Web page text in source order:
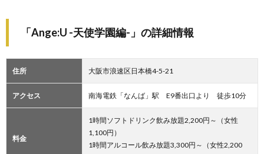
「Ange:U -天使学園編-」の詳細情報
住所 大阪市浪速区日本橋4-5-21
アクセス 南海電鉄「なんば」駅 E9番出口より 徒歩10分
料金
1時間ソフトドリンク飲み放題2,200円～（女性
1,100円）
1時間アルコール飲み放題3,300円～（女性2,200